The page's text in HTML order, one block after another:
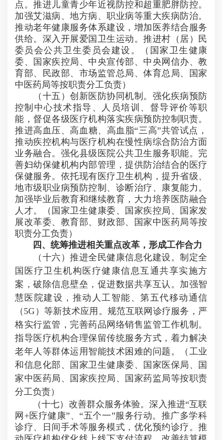
点。推进儿童青少年近视防控和超重肥胖防控。
加强艾滋病、地方病、职业病等重大疾病防治。
推动老年健康服务体系建设，增加医养结合服务
供给。深入开展爱国卫生运动。推进村（居）民
委员会公共卫生委员会建设。（国家卫生健康
委、国家疾控局、中央宣传部、中央网信办、教
育部、民政部、市场监管总局、体育总局、国家
中医药局等按职责分工负责）
（十五）创新医防协同机制。强化疾病预防
控制中心技术指导、人员培训、督导评价等职
能，督促各级医疗机构落实疾病预防控制职责。
推进高血压、高血糖、高血脂“三高”共管试点，
推动疾控机构与医疗机构在慢性病综合防治方面
业务融合。强化县级医院公共卫生服务职能。完
善妇幼保健机构内部管理，提供防治结合的医疗
保健服务。依托现有医疗卫生机构，提升省级、
地市级职业病预防控制、诊断治疗、康复能力。
加强毕业后教育和继续教育，大力培养医防融合
人才。（国家卫生健康委、国家疾控局、国家发
展改革委、教育部、财政部、国家中医药局等按
职责分工负责）
四、统筹推进相关重点改革，形成工作合力
（十六）推进全民健康信息化建设。制定全
国医疗卫生机构医疗健康信息互通共享实施方
案，破除信息壁垒，促进数据共享互认。加强智
慧医院建设，推动人工智能、第五代移动通信
（5G）等新技术应用。规范互联网诊疗服务，严
格实行监管，完善药品网络销售监管工作机制。
指导医疗机构合理保留传统服务方式，着力解决
老年人等群体运用智能技术困难的问题。（工业
和信息化部、国家卫生健康委、国家医保局、国
家中医药局、国家疾控局、国家药监局等按职责
分工负责）
（十七）改善群众服务体验。深入推进“互联
网+医疗健康”、“五个一”服务行动。推广多学科
诊疗、日间手术等服务模式，优化预约诊疗。推